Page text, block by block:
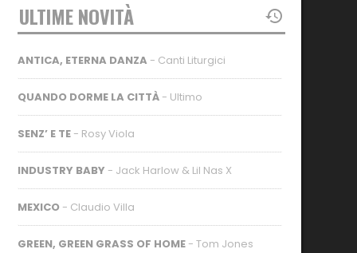
ULTIME NOVITÀ
ANTICA, ETERNA DANZA - Canti Liturgici
QUANDO DORME LA CITTÀ - Ultimo
SENZ’ E TE - Rosy Viola
INDUSTRY BABY - Jack Harlow & Lil Nas X
MEXICO - Claudio Villa
GREEN, GREEN GRASS OF HOME - Tom Jones